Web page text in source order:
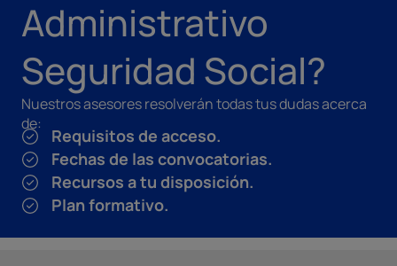
Administrativo
Seguridad Social?
Nuestros asesores resolverán todas tus dudas acerca
de:
Requisitos de acceso.
Fechas de las convocatorias.
Recursos a tu disposición.
Plan formativo.